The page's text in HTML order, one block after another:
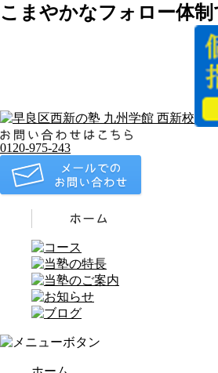
こまやかなフォロー体
0120-975-243